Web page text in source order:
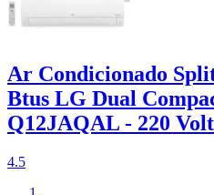
Ar Condicionado
Btus LG Dual
Q12JAQAL - 220
4.5